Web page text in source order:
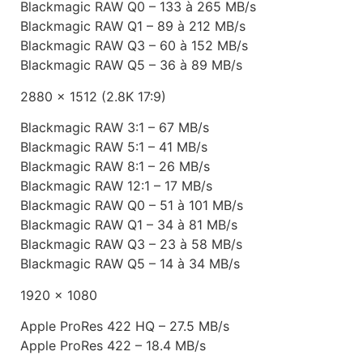
Blackmagic RAW Q0 – 133 à 265 MB/s
Blackmagic RAW Q1 – 89 à 212 MB/s
Blackmagic RAW Q3 – 60 à 152 MB/s
Blackmagic RAW Q5 – 36 à 89 MB/s
2880 x 1512 (2.8K 17:9)
Blackmagic RAW 3:1 – 67 MB/s
Blackmagic RAW 5:1 – 41 MB/s
Blackmagic RAW 8:1 – 26 MB/s
Blackmagic RAW 12:1 – 17 MB/s
Blackmagic RAW Q0 – 51 à 101 MB/s
Blackmagic RAW Q1 – 34 à 81 MB/s
Blackmagic RAW Q3 – 23 à 58 MB/s
Blackmagic RAW Q5 – 14 à 34 MB/s
1920 x 1080
Apple ProRes 422 HQ – 27.5 MB/s
Apple ProRes 422 – 18.4 MB/s